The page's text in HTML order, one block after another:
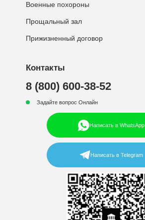
Военные похороны
Прощальный зал
Прижизненный договор
Контакты
8 (800) 600-38-52
Задайте вопрос Онлайн
Написать в WhatsApp
Написать в Telegram